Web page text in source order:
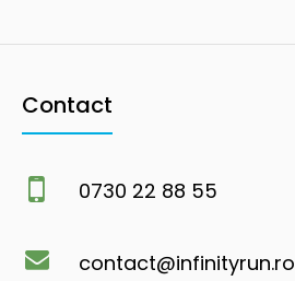
Contact
0730 22 88 55
contact@infinityrun.ro